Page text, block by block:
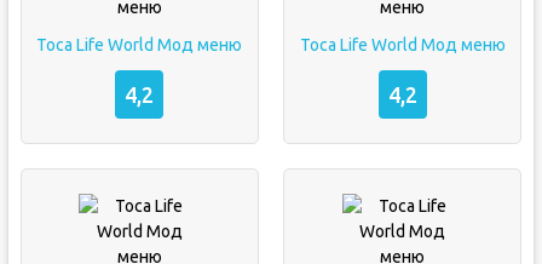
Toca Life World Мод меню
4,2
Toca Life World Мод меню
4,2